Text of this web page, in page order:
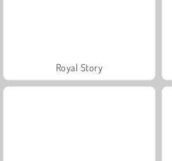
Royal Story